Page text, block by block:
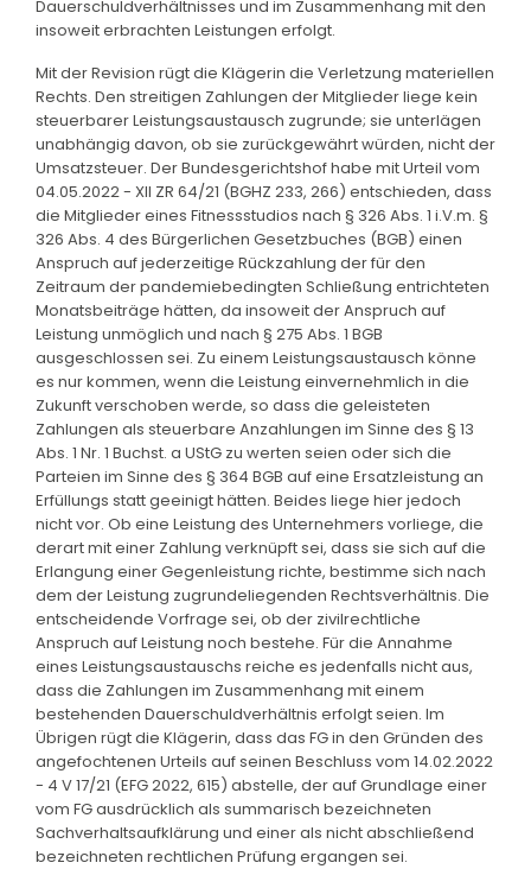
Dauerschuldverhältnisses und im Zusammenhang mit den
insoweit erbrachten Leistungen erfolgt.
Mit der Revision rügt die Klägerin die Verletzung materiellen
Rechts. Den streitigen Zahlungen der Mitglieder liege kein
steuerbarer Leistungsaustausch zugrunde; sie unterlägen
unabhängig davon, ob sie zurückgewährt würden, nicht der
Umsatzsteuer. Der Bundesgerichtshof habe mit Urteil vom
04.05.2022 - XII ZR 64/21 (BGHZ 233, 266) entschieden, dass
die Mitglieder eines Fitnessstudios nach § 326 Abs. 1 i.V.m. §
326 Abs. 4 des Bürgerlichen Gesetzbuches (BGB) einen
Anspruch auf jederzeitige Rückzahlung der für den
Zeitraum der pandemiebedingten Schließung entrichteten
Monatsbeiträge hätten, da insoweit der Anspruch auf
Leistung unmöglich und nach § 275 Abs. 1 BGB
ausgeschlossen sei. Zu einem Leistungsaustausch könne
es nur kommen, wenn die Leistung einvernehmlich in die
Zukunft verschoben werde, so dass die geleisteten
Zahlungen als steuerbare Anzahlungen im Sinne des § 13
Abs. 1 Nr. 1 Buchst. a UStG zu werten seien oder sich die
Parteien im Sinne des § 364 BGB auf eine Ersatzleistung an
Erfüllungs statt geeinigt hätten. Beides liege hier jedoch
nicht vor. Ob eine Leistung des Unternehmers vorliege, die
derart mit einer Zahlung verknüpft sei, dass sie sich auf die
Erlangung einer Gegenleistung richte, bestimme sich nach
dem der Leistung zugrundeliegenden Rechtsverhältnis. Die
entscheidende Vorfrage sei, ob der zivilrechtliche
Anspruch auf Leistung noch bestehe. Für die Annahme
eines Leistungsaustauschs reiche es jedenfalls nicht aus,
dass die Zahlungen im Zusammenhang mit einem
bestehenden Dauerschuldverhältnis erfolgt seien. Im
Übrigen rügt die Klägerin, dass das FG in den Gründen des
angefochtenen Urteils auf seinen Beschluss vom 14.02.2022
- 4 V 17/21 (EFG 2022, 615) abstelle, der auf Grundlage einer
vom FG ausdrücklich als summarisch bezeichneten
Sachverhaltsaufklärung und einer als nicht abschließend
bezeichneten rechtlichen Prüfung ergangen sei.